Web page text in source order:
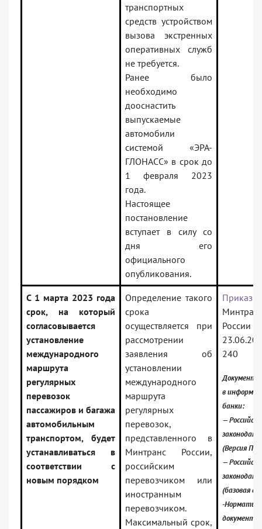
транспортных
средств устройством
вызова экстренных
оперативных служб
не требуется.
Ранее было
необходимо
дооснастить
выпускаемые
автомобили
системой «ЭРА-
ГЛОНАСС» в срок до
1 февраля 2023
года.
Настоящее
постановление
вступает в силу со
дня его
официального
опубликования.
С 1 марта 2023 года
срок, на который
согласовывается
установление
международного
маршрута
регулярных
перевозок
пассажиров и багажа
автомобильным
транспортом, будет
устанавливаться в
соответствии с
новым порядком
Определение такого
срока
осуществляется при
рассмотрении
заявления об
установлении
международного
маршрута
регулярных
перевозок,
представленного в
Минтранс России,
российским
перевозчиком или
иностранным
перевозчиком.
Максимальный срок,
Приказ
России от
240
Документ
в
банки:
—
(Версия
—
(базовая
-
документы